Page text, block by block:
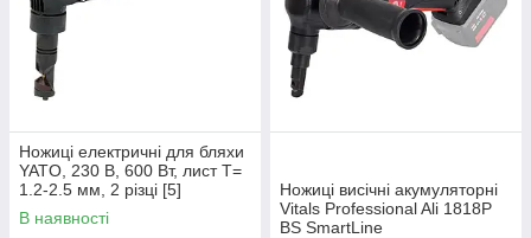
Ножиці електричні для бляхи
YATO, 230 В, 600 Вт, лист T=
1.2-2.5 мм, 2 різці [5]
В наявності
Ножиці висічні акумуляторні
Vitals Professional Ali 1818P
BS SmartLine